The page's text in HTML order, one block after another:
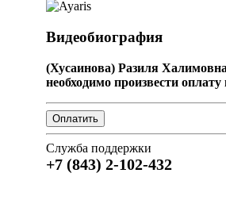
Видеобиография
(Хусаинова) Разиля
необходимо произвести
Служба поддержки
+7 (843) 2-102-432